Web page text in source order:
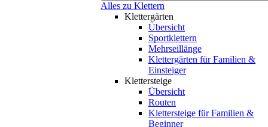
Alles zu Klettern
Klettergärten
Übersicht
Sportklettern
Mehrseillänge
Klettergärten für Familien &
Einsteiger
Klettersteige
Übersicht
Routen
Klettersteige für Familien &
Beginner